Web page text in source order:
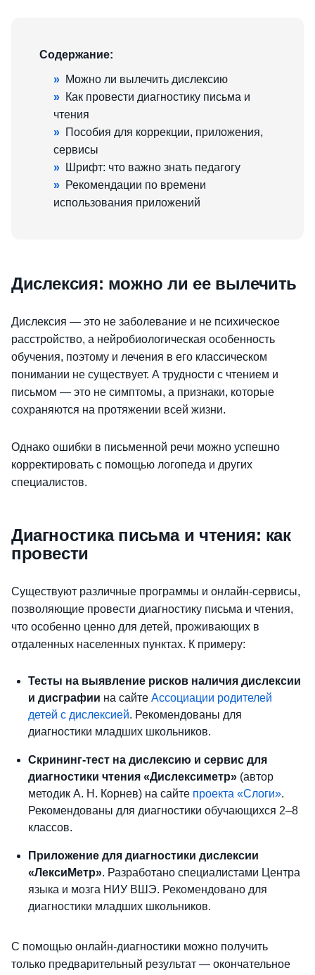
Содержание:
» Можно ли вылечить дислексию
» Как провести диагностику письма и
чтения
» Пособия для коррекции, приложения,
сервисы
»
Шрифт: что важно знать педагогу
» Рекомендации по времени
использования приложений
Дислексия: можно ли ее вылечить
Дислексия — это не заболевание и не психическое
расстройство, а нейробиологическая особенность
обучения, поэтому и лечения в его классическом
понимании не существует. А трудности с чтением и
письмом — это не симптомы, а признаки, которые
сохраняются на протяжении всей жизни.
Однако ошибки в письменной речи можно успешно
корректировать с помощью логопеда и других
специалистов.
Диагностика письма и чтения: как
провести
Существуют различные программы и онлайн-сервисы,
позволяющие провести диагностику письма и чтения,
что особенно ценно для детей, проживающих в
отдаленных населенных пунктах. К примеру:
Тесты на выявление рисков наличия дислексии
и дисграфии на сайте Ассоциации родителей
детей с дислексией. Рекомендованы для
диагностики младших школьников.
Скрининг-тест на дислексию и сервис для
диагностики чтения «Дислексиметр» (автор
методик А. Н. Корнев) на сайте проекта «Слоги».
Рекомендованы для диагностики обучающихся 2–8
классов.
Приложение для диагностики дислексии
«ЛексиМетр». Разработано специалистами Центра
языка и мозга НИУ ВШЭ. Рекомендовано для
диагностики младших школьников.
С помощью онлайн-диагностики можно получить
только предварительный результат — окончательное